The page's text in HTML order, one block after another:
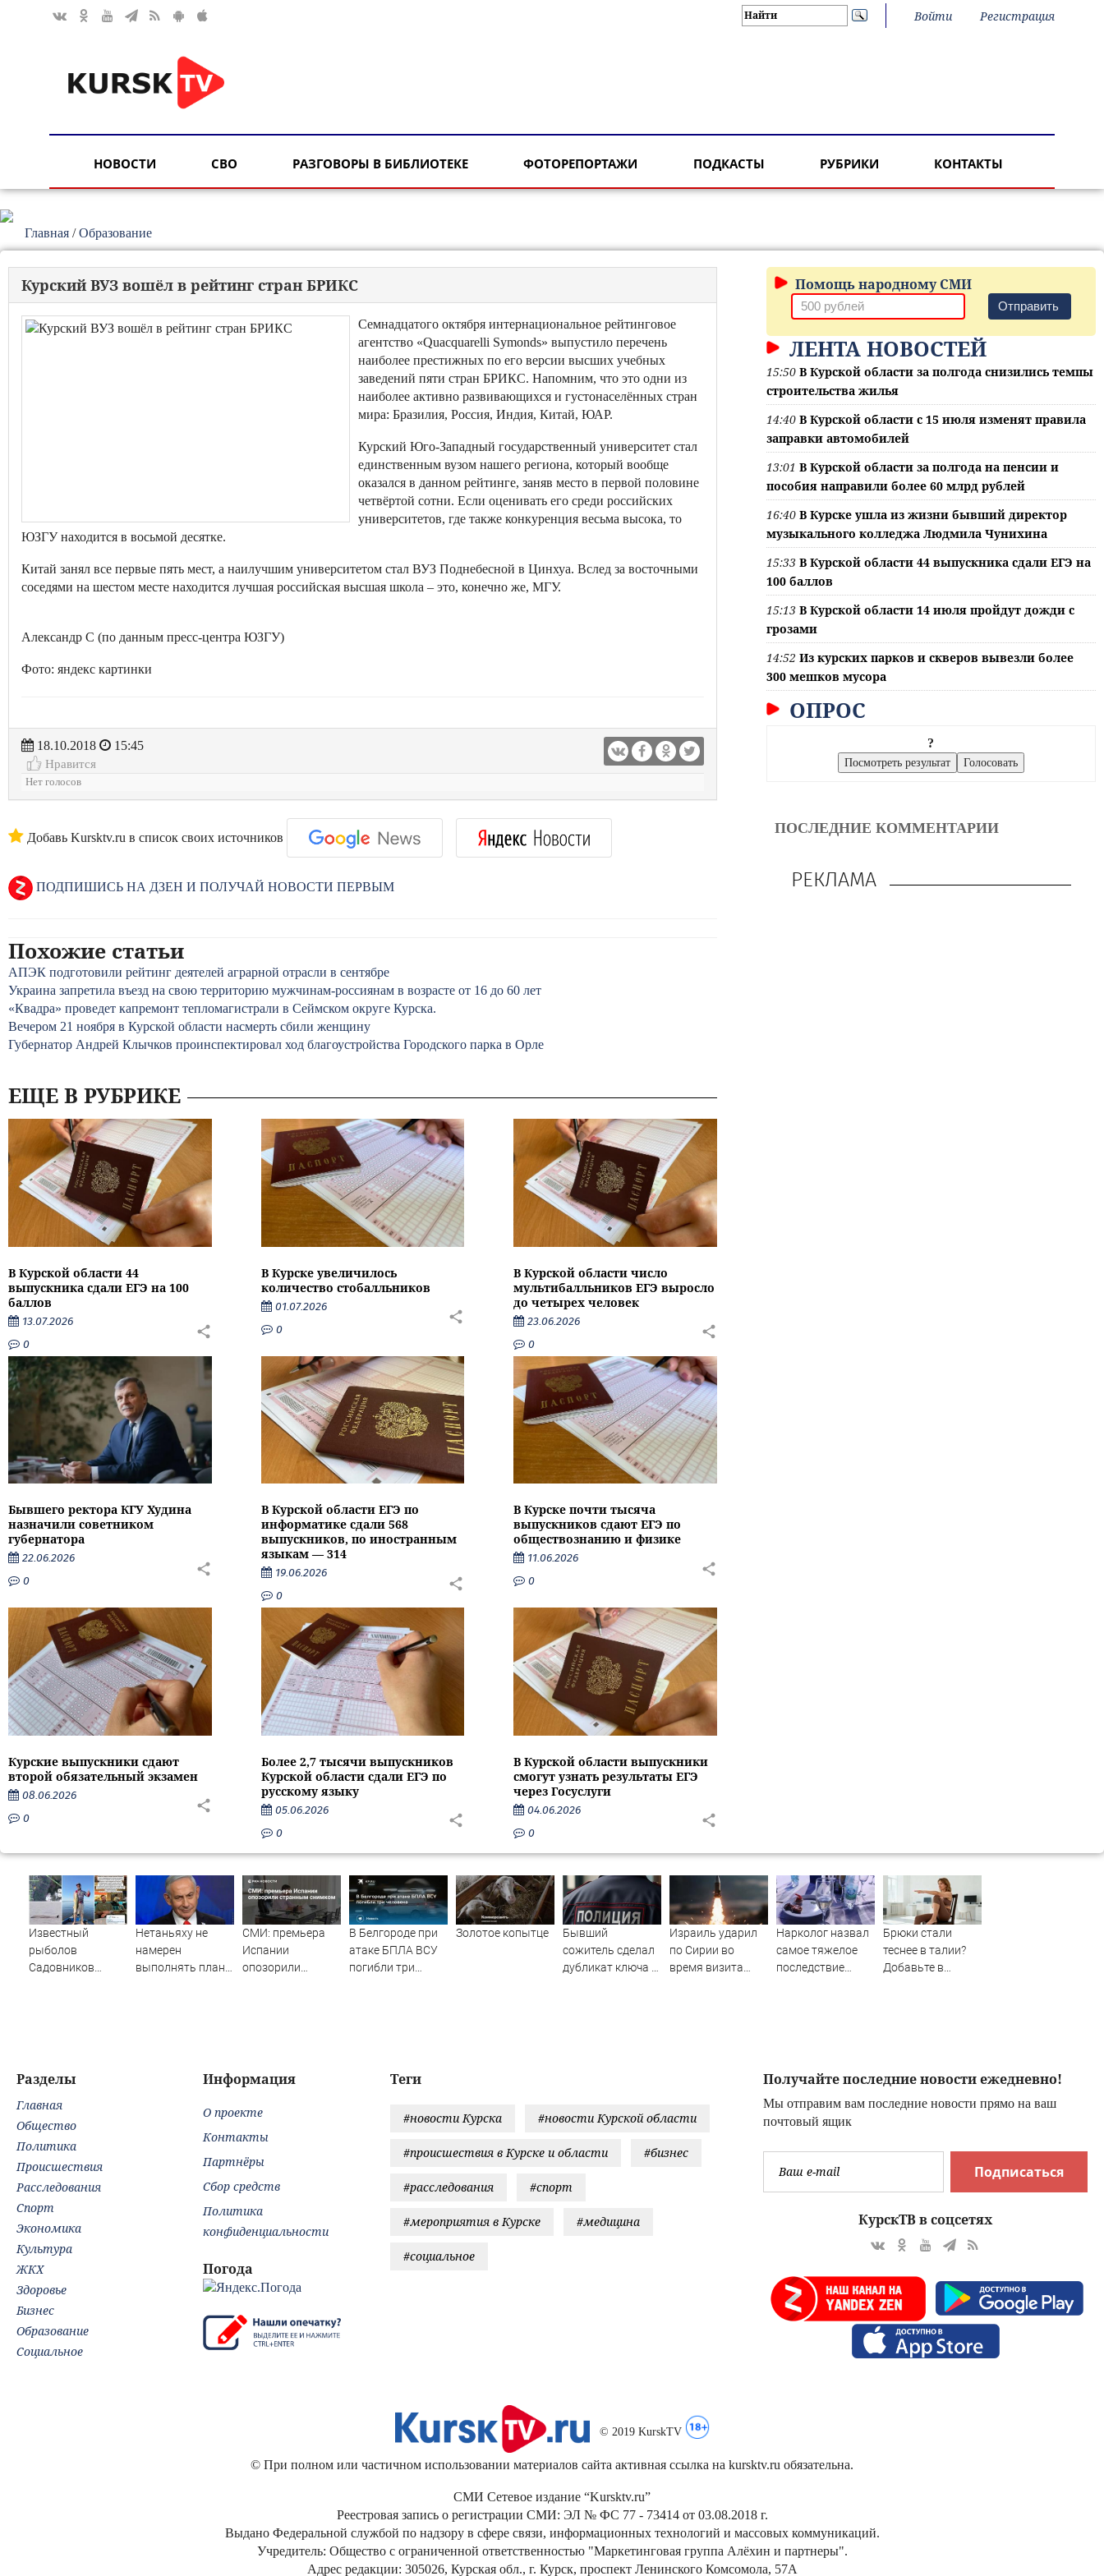
Войти Регистрация
НОВОСТИ СВО РАЗГОВОРЫ В БИБЛИОТЕКЕ ФОТОРЕПОРТАЖИ ПОДКАСТЫ РУБРИКИ КОНТАКТЫ
Главная /Образование
Курский ВУЗ вошёл в рейтинг стран БРИКС
Семнадцатого октября интернациональное рейтинговое
агентство «Quacquarelli Symonds» выпустило перечень
наиболее престижных по его версии высших учебных
заведений пяти стран БРИКС. Напомним, что это одни из
наиболее активно развивающихся и густонаселённых стран
мира: Бразилия, Россия, Индия, Китай, ЮАР.
Курский Юго-Западный государственный университет стал
единственным вузом нашего региона, который вообще
оказался в данном рейтинге, заняв место в первой половине
четвёртой сотни. Если оценивать его среди российских
университетов, где также конкуренция весьма высока, то
ЮЗГУ находится в восьмой десятке.
Китай занял все первые пять мест, а наилучшим университетом стал ВУЗ Поднебесной в Цинхуа. Вслед за восточными
соседями на шестом месте находится лучшая российская высшая школа – это, конечно же, МГУ.
Александр С (по данным пресс-центра ЮЗГУ)
Фото: яндекс картинки
18.10.2018
15:45
Нравится
Нет голосов
Добавь Kursktv.ru в список своих источников
ПОДПИШИСЬ НА ДЗЕН И ПОЛУЧАЙ НОВОСТИ ПЕРВЫМ
Похожие статьи
АПЭК подготовили рейтинг деятелей аграрной отрасли в сентябре
Украина запретила въезд на свою территорию мужчинам-россиянам в возрасте от 16 до 60 лет
«Квадра» проведет капремонт тепломагистрали в Сеймском округе Курска.
Вечером 21 ноября в Курской области насмерть сбили женщину
Губернатор Андрей Клычков проинспектировал ход благоустройства Городского парка в Орле
ЕЩЕ В РУБРИКЕ
В Курской области 44
выпускника сдали ЕГЭ на 100
баллов
13.07.2026
0
В Курске увеличилось
количество стобалльников
01.07.2026
0
В Курской области число
мультибалльников ЕГЭ выросло
до четырех человек
23.06.2026
0
Бывшего ректора КГУ Худина
назначили советником
губернатора
22.06.2026
0
В Курской области ЕГЭ по
информатике сдали 568
выпускников, по иностранным
языкам — 314
19.06.2026
0
В Курске почти тысяча
выпускников сдают ЕГЭ по
обществознанию и физике
11.06.2026
0
Курские выпускники сдают
второй обязательный экзамен
08.06.2026
0
Более 2,7 тысячи выпускников
Курской области сдали ЕГЭ по
русскому языку
05.06.2026
0
В Курской области выпускники
смогут узнать результаты ЕГЭ
через Госуслуги
04.06.2026
0
Помощь народному СМИ
Отправить
ЛЕНТА НОВОСТЕЙ
15:50 В Курской области за полгода снизились темпы
строительства жилья
14:40 В Курской области с 15 июля изменят правила
заправки автомобилей
13:01 В Курской области за полгода на пенсии и
пособия направили более 60 млрд рублей
16:40 В Курске ушла из жизни бывший директор
музыкального колледжа Людмила Чунихина
15:33 В Курской области 44 выпускника сдали ЕГЭ на
100 баллов
15:13 В Курской области 14 июля пройдут дожди с
грозами
14:52 Из курских парков и скверов вывезли более
300 мешков мусора
ОПРОС
?
ПОСЛЕДНИЕ КОММЕНТАРИИ
РЕКЛАМА
Известный
рыболов
Садовников
Нетаньяху не
намерен
выполнять план
СМИ: премьера
Испании
опозорили
В Белгороде при
атаке БПЛА ВСУ
погибли три
Золотое копытце
Бывший
сожитель сделал
дубликат ключа и
Израиль ударил
по Сирии во
время визита
Нарколог назвал
самое тяжелое
последствие
Брюки стали
теснее в талии?
Добавьте в
Получайте последние новости ежедневно!
Мы отправим вам последние новости прямо на ваш
почтовый ящик
Подписаться
КурскТВ в соцсетях
Теги
#новости Курска #новости Курской области
#происшествия в Курске и области #бизнес
#расследования #спорт
#мероприятия в Курске #медицина
#социальное
Разделы
Главная
Общество
Политика
Происшествия
Расследования
Спорт
Экономика
Культура
ЖКХ
Здоровье
Бизнес
Образование
Социальное
Информация
О проекте
Контакты
Партнёры
Сбор средств
Политика
конфиденциальности
Погода
© 2019 KurskTV
© При полном или частичном использовании материалов сайта активная ссылка на kursktv.ru обязательна.
СМИ Сетевое издание “Kursktv.ru”
Реестровая запись о регистрации СМИ: ЭЛ № ФС 77 - 73414 от 03.08.2018 г.
Выдано Федеральной службой по надзору в сфере связи, информационных технологий и массовых коммуникаций.
Учредитель: Общество с ограниченной ответственностью "Маркетинговая группа Алёхин и партнеры".
Адрес редакции: 305026, Курская обл., г. Курск, проспект Ленинского Комсомола, 57А